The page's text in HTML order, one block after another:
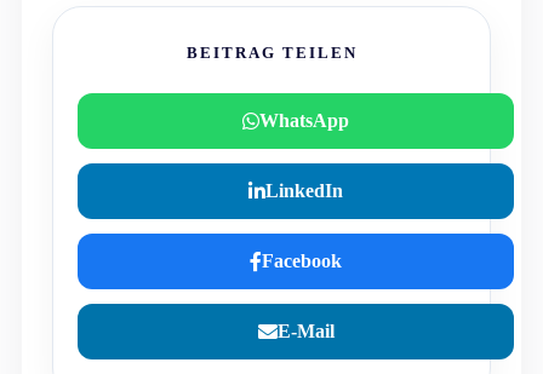
BEITRAG TEILEN
WhatsApp
LinkedIn
Facebook
E-Mail